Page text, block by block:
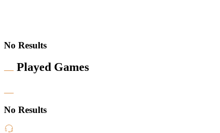
No Results
Played Games
No Results